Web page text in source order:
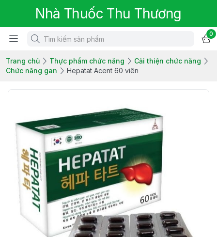
Nhà Thuốc Thu Thương
0
Trang chủ Thực phẩm chức năng
Cải thiện chức năng
Chức năng gan
Hepatat Acent 60 viên